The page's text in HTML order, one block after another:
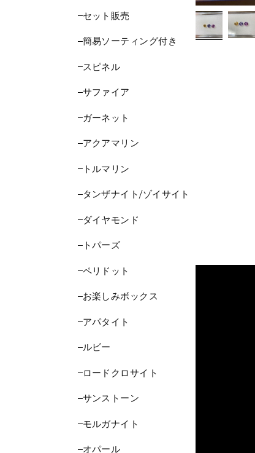
セット販売
簡易ソーティング付き
スピネル
サファイア
ガーネット
アクアマリン
トルマリン
タンザナイト/ゾイサイト
ダイヤモンド
トパーズ
ペリドット
お楽しみボックス
アパタイト
ルビー
ロードクロサイト
サンストーン
モルガナイト
オパール